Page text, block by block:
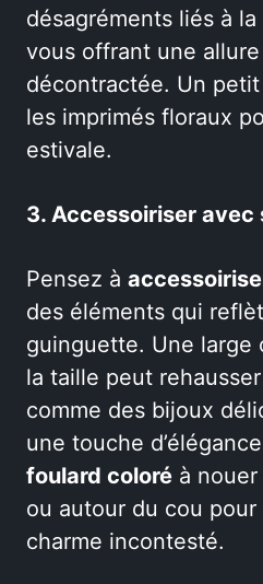
désagréments liés à
vous offrant une
décontractée. Un
les imprimés floraux
estivale.
3. Accessoiriser avec
Pensez à
des éléments qui
guinguette. Une large
la taille peut
comme des bijoux
une touche
foulard coloré à
ou autour du cou
charme incontesté.